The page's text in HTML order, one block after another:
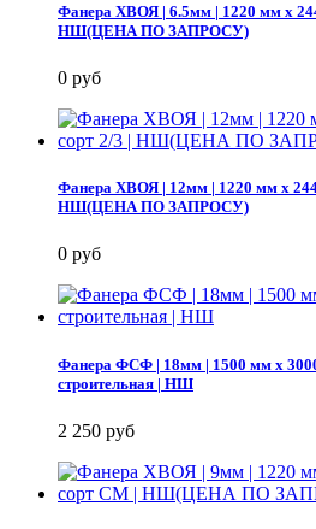
Фанера ХВОЯ | 6.5мм | 1220 мм х
НШ(ЦЕНА ПО ЗАПРОСУ)
0 руб
Фанера ХВОЯ | 12мм | 1220 мм х
НШ(ЦЕНА ПО ЗАПРОСУ)
0 руб
Фанера ФСФ | 18мм | 1500 мм х
строительная | НШ
2 250 руб